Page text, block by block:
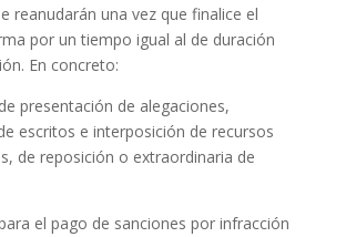
reanudarán una vez que finalice el
por un tiempo igual al de duración
En concreto:
presentación de alegaciones,
escritos e interposición de recursos
de reposición o extraordinaria de
el pago de sanciones por infracción